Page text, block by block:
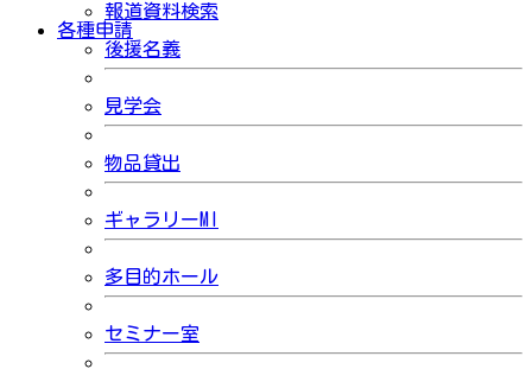
報道資料検索
各種申請
後援名義
見学会
物品貸出
ギャラリーMI
多目的ホール
セミナー室